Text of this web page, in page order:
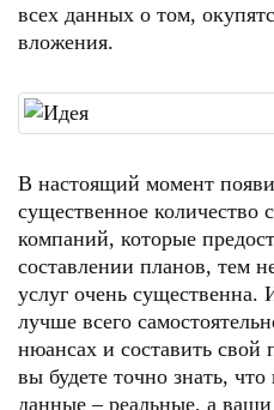
всех данных о том,
вложения.
В настоящий момент
существенное количество
компаний, которые
составлении планов, тем
услуг очень
лучше всего
нюансах и составить
вы будете точно знать,
данные – реальные, а ваши